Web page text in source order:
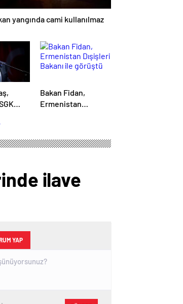
yangında cami kullanılmaz
Bakan Fidan,
Ermenistan
ilave
YAP